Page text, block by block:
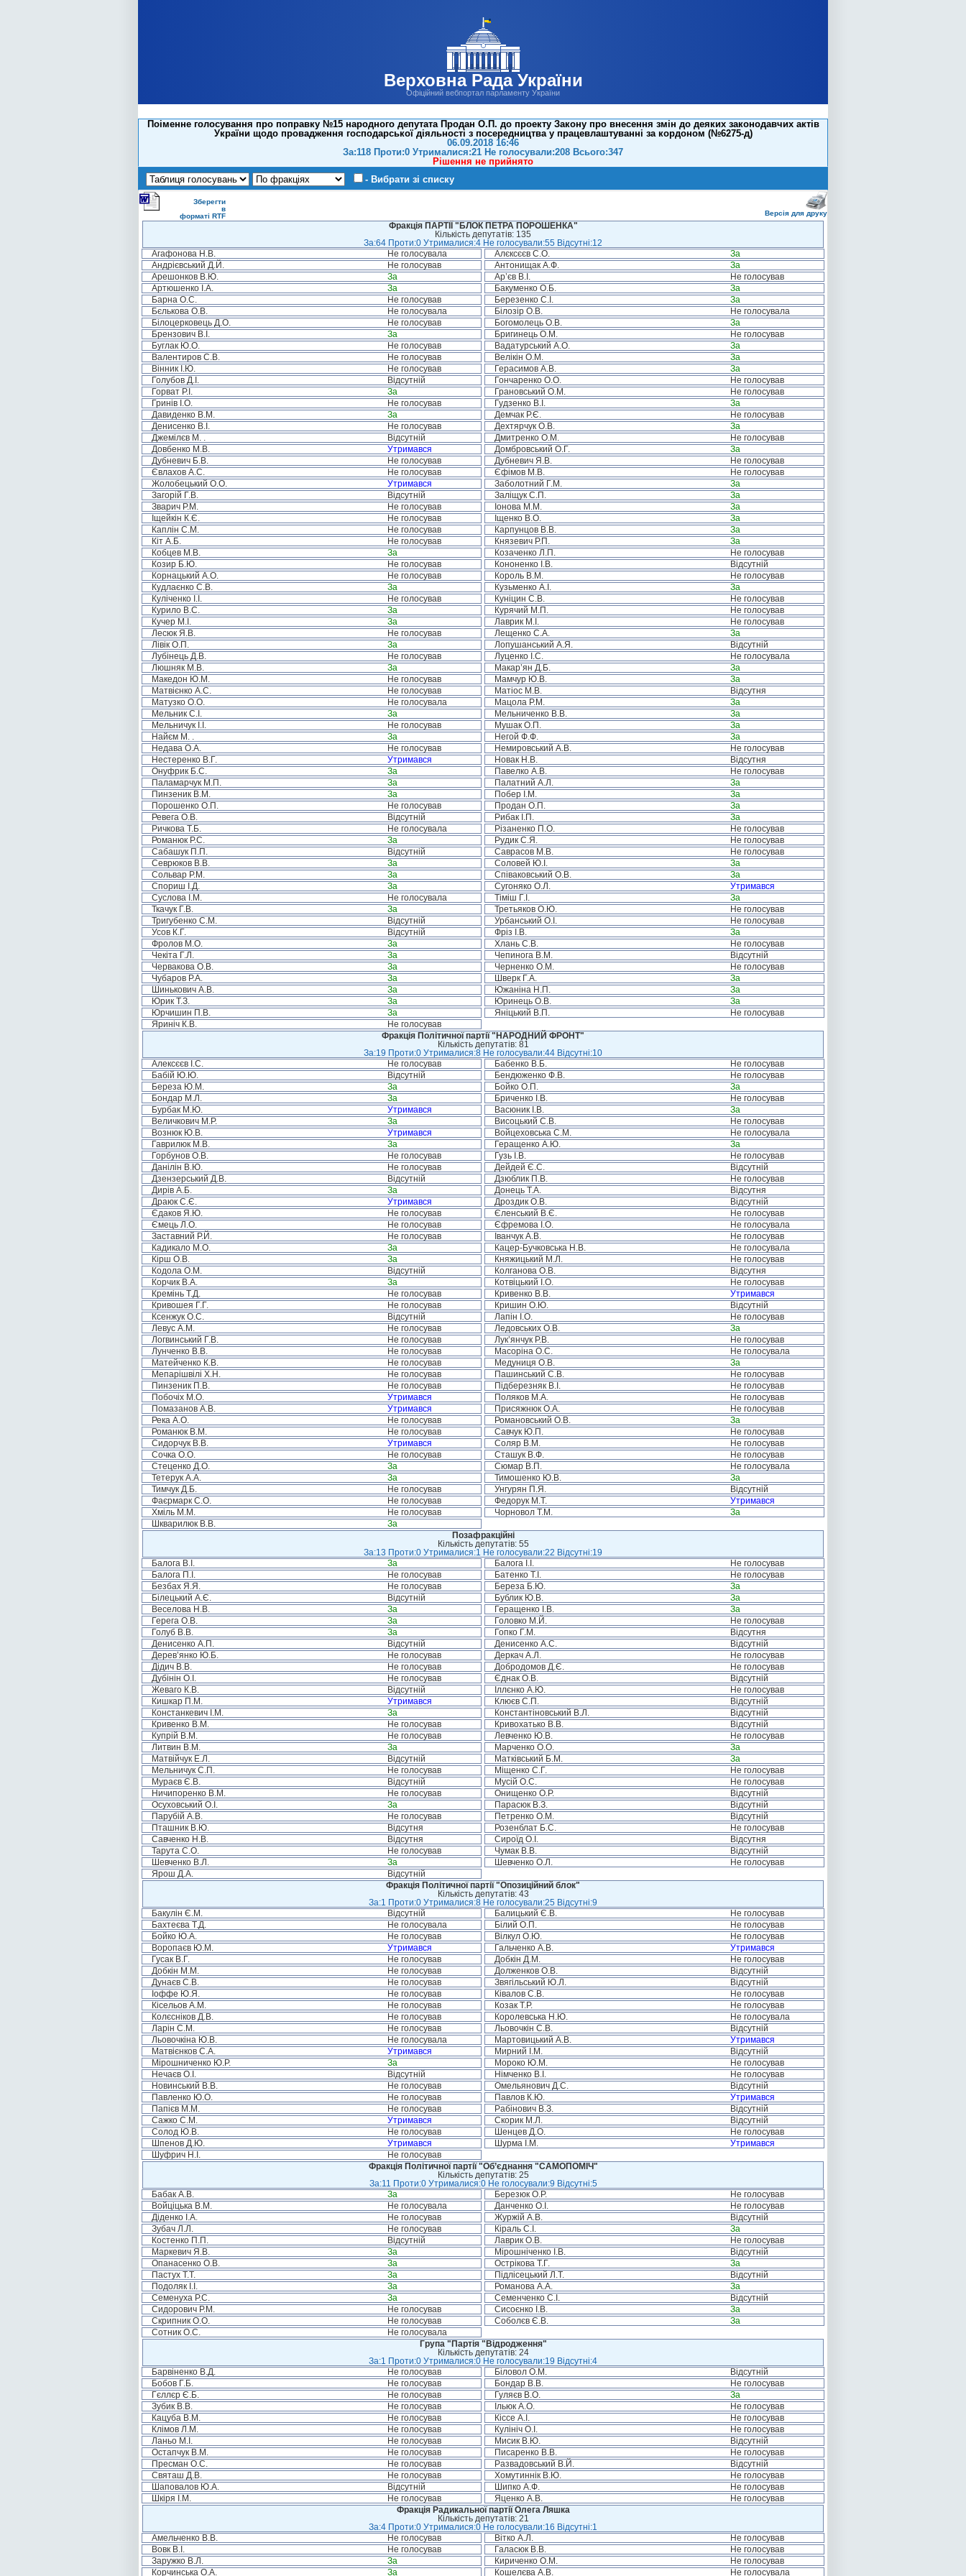
Верховна Рада України
Офіційний вебпортал парламенту України
Поіменне голосування про поправку №15 народного депутата Продан О.П. до проекту Закону про внесення змін до деяких законодавчих актів
України щодо провадження господарської діяльності з посередництва у працевлаштуванні за кордоном (№6275-д)
06.09.2018 16:46
За:118 Проти:0 Утрималися:21 Не голосували:208 Всього:347
Рішення не прийнято
- Вибрати зі списку
Зберегти
в
форматі RTF
Версія для друку
Фракція ПАРТІЇ "БЛОК ПЕТРА ПОРОШЕНКА"
Кількість депутатів: 135
За:64 Проти:0 Утрималися:4 Не голосували:55 Відсутні:12
Агафонова Н.В.
Не голосувала Алєксєєв С.О.
За
Андрієвський Д.Й.
Не голосував Антонищак А.Ф.
За
Арешонков В.Ю.
За Ар’єв В.І.
Не голосував
Артюшенко І.А.
За Бакуменко О.Б.
За
Барна О.С.
Не голосував Березенко С.І.
За
Бєлькова О.В.
Не голосувала Білозір О.В.
Не голосувала
Білоцерковець Д.О.
Не голосував Богомолець О.В.
За
Брензович В.І.
За Бригинець О.М.
Не голосував
Буглак Ю.О.
Не голосував Вадатурський А.О.
За
Валентиров С.В.
Не голосував Велікін О.М.
За
Вінник І.Ю.
Не голосував Герасимов А.В.
За
Голубов Д.І.
Відсутній Гончаренко О.О.
Не голосував
Горват Р.І.
За Грановський О.М.
Не голосував
Гринів І.О.
Не голосував Гудзенко В.І.
За
Давиденко В.М.
За Демчак Р.Є.
Не голосував
Денисенко В.І.
Не голосував Дехтярчук О.В.
За
Джемілєв М. .
Відсутній Дмитренко О.М.
Не голосував
Довбенко М.В.
Утримався Домбровський О.Г.
За
Дубневич Б.В.
Не голосував Дубневич Я.В.
Не голосував
Євлахов А.С.
Не голосував Єфімов М.В.
Не голосував
Жолобецький О.О.
Утримався Заболотний Г.М.
За
Загорій Г.В.
Відсутній Заліщук С.П.
За
Зварич Р.М.
Не голосував Іонова М.М.
За
Іщейкін К.Є.
Не голосував Іщенко В.О.
За
Каплін С.М.
Не голосував Карпунцов В.В.
За
Кіт А.Б.
Не голосував Князевич Р.П.
За
Кобцев М.В.
За Козаченко Л.П.
Не голосував
Козир Б.Ю.
Не голосував Кононенко І.В.
Відсутній
Корнацький А.О.
Не голосував Король В.М.
Не голосував
Кудлаєнко С.В.
За Кузьменко А.І.
За
Куліченко І.І.
Не голосував Куніцин С.В.
Не голосував
Курило В.С.
За Курячий М.П.
Не голосував
Кучер М.І.
За Лаврик М.І.
Не голосував
Лесюк Я.В.
Не голосував Лещенко С.А.
За
Лівік О.П.
За Лопушанський А.Я.
Відсутній
Лубінець Д.В.
Не голосував Луценко І.С.
Не голосувала
Люшняк М.В.
За Макар’ян Д.Б.
За
Македон Ю.М.
Не голосував Мамчур Ю.В.
За
Матвієнко А.С.
Не голосував Матіос М.В.
Відсутня
Матузко О.О.
Не голосувала Мацола Р.М.
За
Мельник С.І.
За Мельниченко В.В.
За
Мельничук І.І.
Не голосував Мушак О.П.
За
Найєм М. .
За Негой Ф.Ф.
За
Недава О.А.
Не голосував Немировський А.В.
Не голосував
Нестеренко В.Г.
Утримався Новак Н.В.
Відсутня
Онуфрик Б.С.
За Павелко А.В.
Не голосував
Паламарчук М.П.
За Палатний А.Л.
За
Пинзеник В.М.
За Побер І.М.
За
Порошенко О.П.
Не голосував Продан О.П.
За
Ревега О.В.
Відсутній Рибак І.П.
За
Ричкова Т.Б.
Не голосувала Різаненко П.О.
Не голосував
Романюк Р.С.
За Рудик С.Я.
Не голосував
Сабашук П.П.
Відсутній Саврасов М.В.
Не голосував
Севрюков В.В.
За Соловей Ю.І.
За
Сольвар Р.М.
За Співаковський О.В.
За
Спориш І.Д.
За Сугоняко О.Л.
Утримався
Суслова І.М.
Не голосувала Тіміш Г.І.
За
Ткачук Г.В.
За Третьяков О.Ю.
Не голосував
Тригубенко С.М.
Відсутній Урбанський О.І.
Не голосував
Усов К.Г.
Відсутній Фріз І.В.
За
Фролов М.О.
За Хлань С.В.
Не голосував
Чекіта Г.Л.
За Чепинога В.М.
Відсутній
Червакова О.В.
За Черненко О.М.
Не голосував
Чубаров Р.А.
За Шверк Г.А.
За
Шинькович А.В.
За Южаніна Н.П.
За
Юрик Т.З.
За Юринець О.В.
За
Юрчишин П.В.
За Яніцький В.П.
Не голосував
Яриніч К.В.
Не голосував
Фракція Політичної партії "НАРОДНИЙ ФРОНТ"
Кількість депутатів: 81
За:19 Проти:0 Утрималися:8 Не голосували:44 Відсутні:10
Алексєєв І.С.
Не голосував Бабенко В.Б.
Не голосував
Бабій Ю.Ю.
Відсутній Бендюженко Ф.В.
Не голосував
Береза Ю.М.
За Бойко О.П.
За
Бондар М.Л.
За Бриченко І.В.
Не голосував
Бурбак М.Ю.
Утримався Васюник І.В.
За
Величкович М.Р.
За Висоцький С.В.
Не голосував
Вознюк Ю.В.
Утримався Войцеховська С.М.
Не голосувала
Гаврилюк М.В.
За Геращенко А.Ю.
За
Горбунов О.В.
Не голосував Гузь І.В.
Не голосував
Данілін В.Ю.
Не голосував Дейдей Є.С.
Відсутній
Дзензерський Д.В.
Відсутній Дзюблик П.В.
Не голосував
Дирів А.Б.
За Донець Т.А.
Відсутня
Драюк С.Є.
Утримався Дроздик О.В.
Відсутній
Єдаков Я.Ю.
Не голосував Єленський В.Є.
Не голосував
Ємець Л.О.
Не голосував Єфремова І.О.
Не голосувала
Заставний Р.Й.
Не голосував Іванчук А.В.
Не голосував
Кадикало М.О.
За Кацер-Бучковська Н.В.
Не голосувала
Кірш О.В.
За Княжицький М.Л.
Не голосував
Кодола О.М.
Відсутній Колганова О.В.
Відсутня
Корчик В.А.
За Котвіцький І.О.
Не голосував
Кремінь Т.Д.
Не голосував Кривенко В.В.
Утримався
Кривошея Г.Г.
Не голосував Кришин О.Ю.
Відсутній
Ксенжук О.С.
Відсутній Лапін І.О.
Не голосував
Левус А.М.
Не голосував Ледовських О.В.
За
Логвинський Г.В.
Не голосував Лук’янчук Р.В.
Не голосував
Лунченко В.В.
Не голосував Масоріна О.С.
Не голосувала
Матейченко К.В.
Не голосував Медуниця О.В.
За
Мепарішвілі Х.Н.
Не голосував Пашинський С.В.
Не голосував
Пинзеник П.В.
Не голосував Підберезняк В.І.
Не голосував
Побочіх М.О.
Утримався Поляков М.А.
Не голосував
Помазанов А.В.
Утримався Присяжнюк О.А.
Не голосував
Река А.О.
Не голосував Романовський О.В.
За
Романюк В.М.
Не голосував Савчук Ю.П.
Не голосував
Сидорчук В.В.
Утримався Соляр В.М.
Не голосував
Сочка О.О.
Не голосував Сташук В.Ф.
Не голосував
Стеценко Д.О.
За Сюмар В.П.
Не голосувала
Тетерук А.А.
За Тимошенко Ю.В.
За
Тимчук Д.Б.
Не голосував Унгурян П.Я.
Відсутній
Фаєрмарк С.О.
Не голосував Федорук М.Т.
Утримався
Хміль М.М.
Не голосував Чорновол Т.М.
За
Шкварилюк В.В.
За
Позафракційні
Кількість депутатів: 55
За:13 Проти:0 Утрималися:1 Не голосували:22 Відсутні:19
Балога В.І.
За Балога І.І.
Не голосував
Балога П.І.
Не голосував Батенко Т.І.
Не голосував
Безбах Я.Я.
Не голосував Береза Б.Ю.
За
Білецький А.Є.
Відсутній Бублик Ю.В.
За
Веселова Н.В.
За Геращенко І.В.
За
Герега О.В.
За Головко М.Й.
Не голосував
Голуб В.В.
За Гопко Г.М.
Відсутня
Денисенко А.П.
Відсутній Денисенко А.С.
Відсутній
Дерев’янко Ю.Б.
Не голосував Деркач А.Л.
Не голосував
Дідич В.В.
Не голосував Добродомов Д.Є.
Не голосував
Дубінін О.І.
Не голосував Єднак О.В.
Відсутній
Жеваго К.В.
Відсутній Іллєнко А.Ю.
Не голосував
Кишкар П.М.
Утримався Клюєв С.П.
Відсутній
Констанкевич І.М.
За Константіновський В.Л.
Відсутній
Кривенко В.М.
Не голосував Кривохатько В.В.
Відсутній
Купрій В.М.
Не голосував Левченко Ю.В.
Не голосував
Литвин В.М.
За Марченко О.О.
За
Матвійчук Е.Л.
Відсутній Матківський Б.М.
За
Мельничук С.П.
Не голосував Міщенко С.Г.
Не голосував
Мураєв Є.В.
Відсутній Мусій О.С.
Не голосував
Ничипоренко В.М.
Не голосував Онищенко О.Р.
Відсутній
Осуховський О.І.
За Парасюк В.З.
Відсутній
Парубій А.В.
Не голосував Петренко О.М.
Відсутній
Пташник В.Ю.
Відсутня Розенблат Б.С.
Не голосував
Савченко Н.В.
Відсутня Сироїд О.І.
Відсутня
Тарута С.О.
Не голосував Чумак В.В.
Відсутній
Шевченко В.Л.
За Шевченко О.Л.
Не голосував
Ярош Д.А.
Відсутній
Фракція Політичної партії "Опозиційний блок"
Кількість депутатів: 43
За:1 Проти:0 Утрималися:8 Не голосували:25 Відсутні:9
Бакулін Є.М.
Відсутній Балицький Є.В.
Не голосував
Бахтеєва Т.Д.
Не голосувала Білий О.П.
Не голосував
Бойко Ю.А.
Не голосував Вілкул О.Ю.
Не голосував
Воропаєв Ю.М.
Утримався Гальченко А.В.
Утримався
Гусак В.Г.
Не голосував Добкін Д.М.
Не голосував
Добкін М.М.
Не голосував Долженков О.В.
Відсутній
Дунаєв С.В.
Не голосував Звягільський Ю.Л.
Відсутній
Іоффе Ю.Я.
Не голосував Ківалов С.В.
Не голосував
Кісельов А.М.
Не голосував Козак Т.Р.
Не голосував
Колєсніков Д.В.
Не голосував Королевська Н.Ю.
Не голосувала
Ларін С.М.
Не голосував Льовочкін С.В.
Відсутній
Льовочкіна Ю.В.
Не голосувала Мартовицький А.В.
Утримався
Матвієнков С.А.
Утримався Мирний І.М.
Відсутній
Мірошниченко Ю.Р.
За Мороко Ю.М.
Не голосував
Нечаєв О.І.
Відсутній Німченко В.І.
Не голосував
Новинський В.В.
Не голосував Омельянович Д.С.
Відсутній
Павленко Ю.О.
Не голосував Павлов К.Ю.
Утримався
Папієв М.М.
Не голосував Рабінович В.З.
Відсутній
Сажко С.М.
Утримався Скорик М.Л.
Відсутній
Солод Ю.В.
Не голосував Шенцев Д.О.
Не голосував
Шпенов Д.Ю.
Утримався Шурма І.М.
Утримався
Шуфрич Н.І.
Не голосував
Фракція Політичної партії "Об’єднання "САМОПОМІЧ"
Кількість депутатів: 25
За:11 Проти:0 Утрималися:0 Не голосували:9 Відсутні:5
Бабак А.В.
За Березюк О.Р.
Не голосував
Войціцька В.М.
Не голосувала Данченко О.І.
Не голосував
Діденко І.А.
Не голосував Журжій А.В.
Відсутній
Зубач Л.Л.
Не голосував Кіраль С.І.
За
Костенко П.П.
Відсутній Лаврик О.В.
Не голосував
Маркевич Я.В.
За Мірошніченко І.В.
Відсутній
Опанасенко О.В.
За Острікова Т.Г.
За
Пастух Т.Т.
За Підлісецький Л.Т.
Відсутній
Подоляк І.І.
За Романова А.А.
За
Семенуха Р.С.
За Семенченко С.І.
Відсутній
Сидорович Р.М.
Не голосував Сисоєнко І.В.
За
Скрипник О.О.
Не голосував Соболєв Є.В.
За
Сотник О.С.
Не голосувала
Група "Партія "Відродження"
Кількість депутатів: 24
За:1 Проти:0 Утрималися:0 Не голосували:19 Відсутні:4
Барвіненко В.Д.
Не голосував Біловол О.М.
Відсутній
Бобов Г.Б.
Не голосував Бондар В.В.
Не голосував
Гєллєр Є.Б.
Не голосував Гуляєв В.О.
За
Зубик В.В.
Не голосував Ільюк А.О.
Не голосував
Кацуба В.М.
Не голосував Кіссе А.І.
Не голосував
Клімов Л.М.
Не голосував Кулініч О.І.
Не голосував
Ланьо М.І.
Не голосував Мисик В.Ю.
Відсутній
Остапчук В.М.
Не голосував Писаренко В.В.
Не голосував
Пресман О.С.
Не голосував Развадовський В.Й.
Відсутній
Святаш Д.В.
Не голосував Хомутиннік В.Ю.
Не голосував
Шаповалов Ю.А.
Відсутній Шипко А.Ф.
Не голосував
Шкіря І.М.
Не голосував Яценко А.В.
Не голосував
Фракція Радикальної партії Олега Ляшка
Кількість депутатів: 21
За:4 Проти:0 Утрималися:0 Не голосували:16 Відсутні:1
Амельченко В.В.
Не голосував Вітко А.Л.
Не голосував
Вовк В.І.
Не голосував Галасюк В.В.
Не голосував
Заружко В.Л.
За Кириченко О.М.
Не голосував
Корчинська О.А.
За Кошелєва А.В. Не голосувала